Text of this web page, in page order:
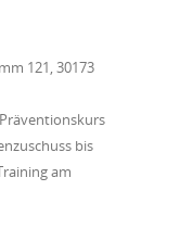
121, 30173
bis
am